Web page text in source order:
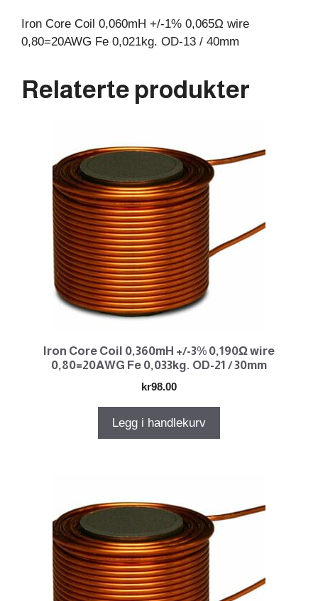
/
40mm
Iron Core Coil 0,060mH +/-1% 0,065Ω wire
0,80=20AWG Fe 0,021kg. OD-13 / 40mm
Relaterte produkter
Iron Core Coil 0,360mH +/-3% 0,190Ω wire
0,80=20AWG Fe 0,033kg. OD-21 / 30mm
kr98.00
Legg i handlekurv